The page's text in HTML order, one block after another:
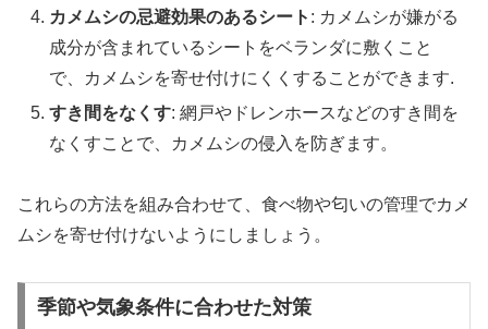
カメムシの忌避効果のあるシート : カメムシが嫌がる
成分が含まれているシートをベランダに敷くこと
で、カメムシを寄せ付けにくくすることができます.
すき間をなくす: 網戸やドレンホースなどのすき間を
なくすことで、カメムシの侵入を防ぎます。
これらの方法を組み合わせて、食べ物や匂いの管理でカメ
ムシを寄せ付けないようにしましょう。
季節や気象条件に合わせた対策